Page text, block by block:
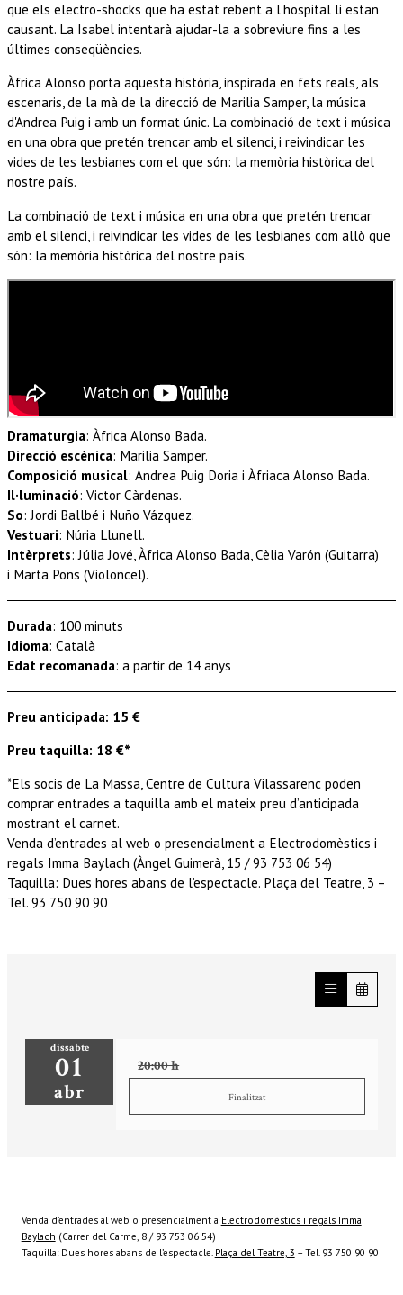
que els electro-shocks que ha estat rebent a l'hospital li estan
causant. La Isabel intentarà ajudar-la a sobreviure fins a les
últimes conseqüències.
Àfrica Alonso porta aquesta història, inspirada en fets reals, als
escenaris, de la mà de la direcció de Marilia Samper, la música
d'Andrea Puig i amb un format únic. La combinació de text i música
en una obra que pretén trencar amb el silenci, i reivindicar les
vides de les lesbianes com el que són: la memòria històrica del
nostre país.
La combinació de text i música en una obra que pretén trencar
amb el silenci, i reivindicar les vides de les lesbianes com allò que
són: la memòria històrica del nostre país.
Dramaturgia:Àfrica Alonso Bada.
Direcció escènica: Marilia Samper.
Composició musical:Andrea Puig Doria i Àfriaca Alonso Bada.
Il·luminació:Victor Càrdenas.
So:Jordi Ballbé i Nuño Vázquez.
Vestuari: Núria Llunell.
Intèrprets:Júlia Jové,Àfrica Alonso Bada,Cèlia Varón (Guitarra)
i Marta Pons (Violoncel).
Durada: 100 minuts
Idioma: Català
Edat recomanada: a partir de 14 anys
Preu anticipada: 15 €
Preu taquilla: 18 €*
*Els socis de La Massa, Centre de Cultura Vilassarenc poden
comprar entrades a taquilla amb el mateix preu d’anticipada
mostrant el carnet.
Venda d’entrades al web o presencialment a Electrodomèstics i
regals Imma Baylach (Àngel Guimerà, 15 / 93 753 06 54)
Taquilla: Dues hores abans de l’espectacle. Plaça del Teatre, 3 –
Tel. 93 750 90 90
dissabte
01
abr
20:00 h
Finalitzat
Venda d’entrades al web o presencialment a Electrodomèstics i regals Imma
Baylach (Carrer del Carme, 8 / 93 753 06 54)
Taquilla: Dues hores abans de l’espectacle. Plaça del Teatre, 3 – Tel. 93 750 90 90